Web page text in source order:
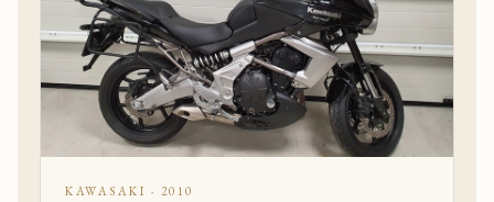
KAWASAKI · 2010